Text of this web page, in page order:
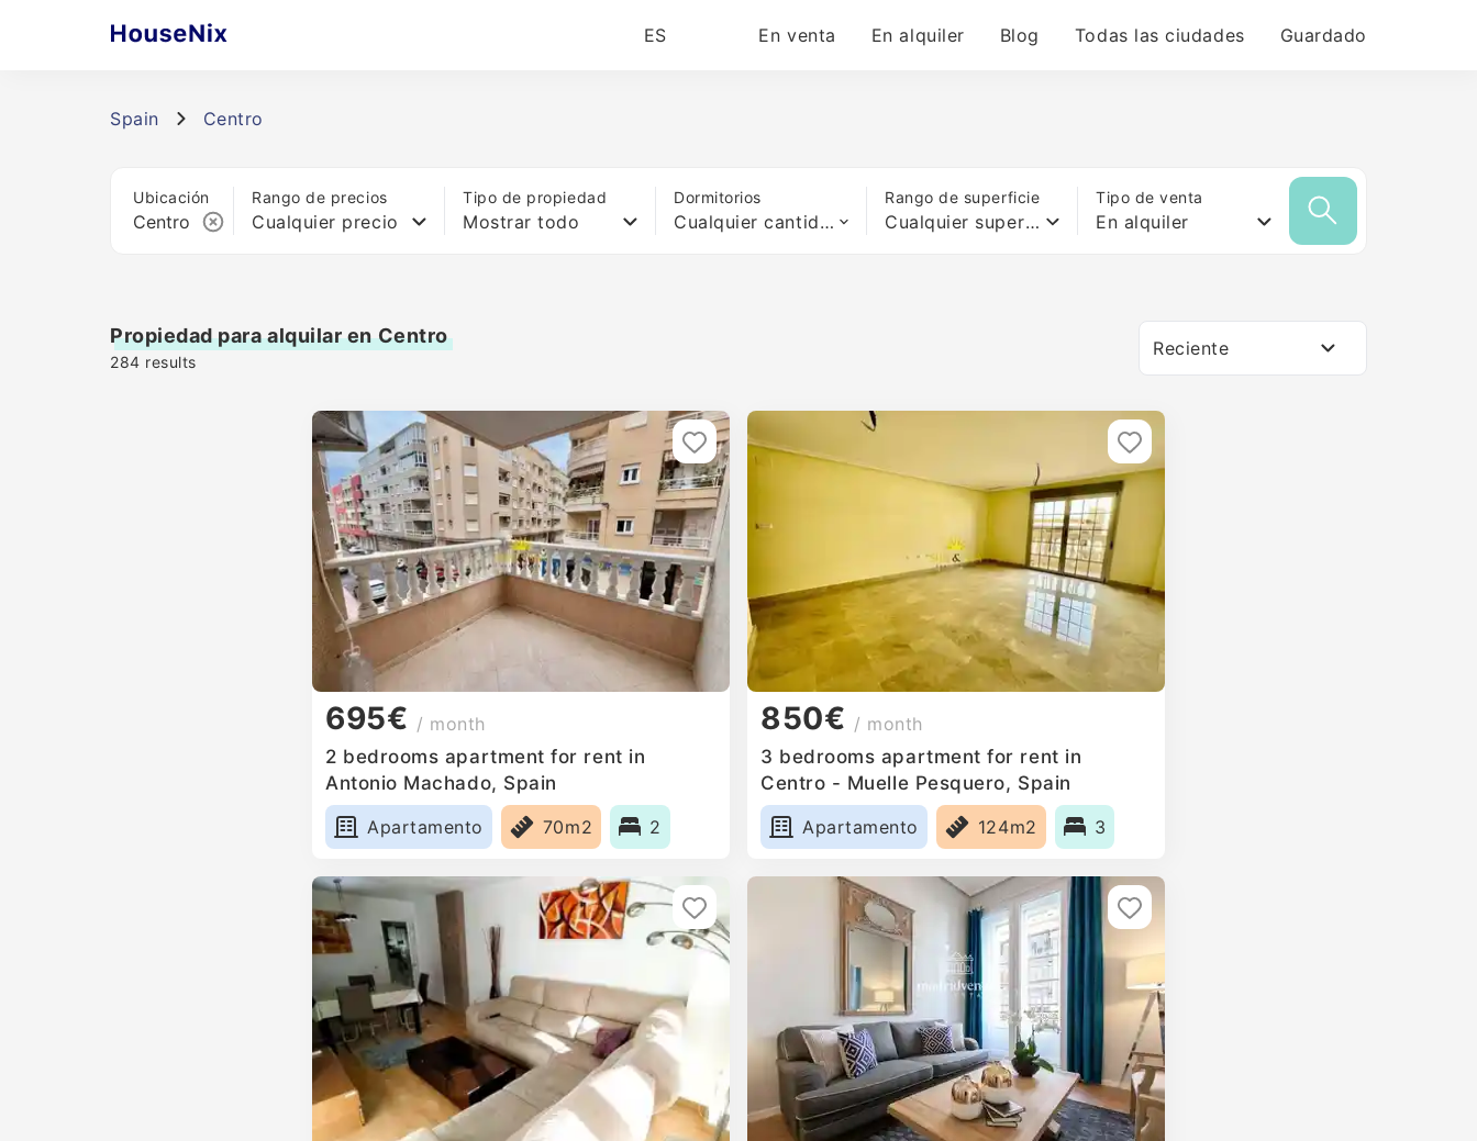
ES En venta En alquiler Blog Todas las ciudades Guardado
Spain Centro
Ubicación Rango de precios
Cualquier precio
Tipo de propiedad
Mostrar todo
Dormitorios
Cualquier cantidad de camas
Rango de superficie
Cualquier superficie
Tipo de venta
En alquiler
Propiedad para alquilar en Centro
284 results
Reciente
695€ / month
2 bedrooms apartment for rent in
Antonio Machado, Spain
Apartamento
70m2 2
850€ / month
3 bedrooms apartment for rent in
Centro - Muelle Pesquero, Spain
Apartamento
124m2 3